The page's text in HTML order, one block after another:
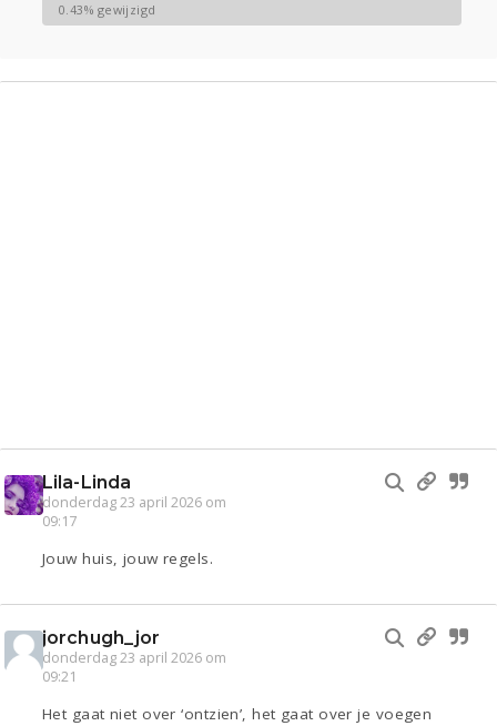
0.43% gewijzigd
Lila-Linda
donderdag 23 april 2026 om
09:17
Jouw huis, jouw regels.
jorchugh_jor
donderdag 23 april 2026 om
09:21
Het gaat niet over ‘ontzien’, het gaat over je voegen